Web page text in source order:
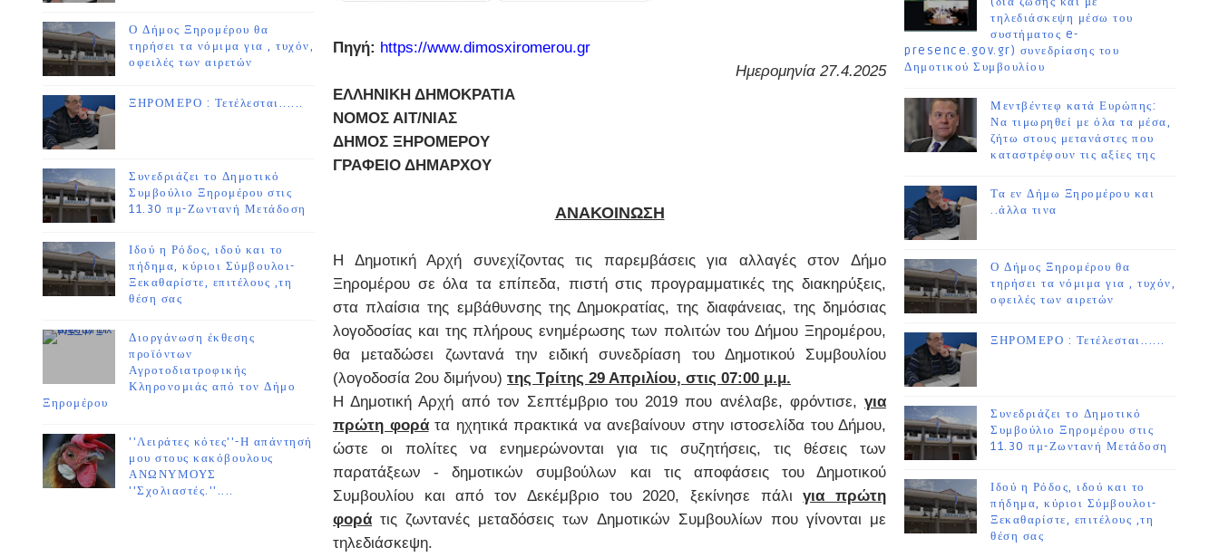
Ο Δήμος Ξηρομέρου θα
τηρήσει τα νόμιμα για , τυχόν,
οφειλές των αιρετών
ΞΗΡΟΜΕΡΟ : Τετέλεσται......
Συνεδριάζει το Δημοτικό
Συμβούλιο Ξηρομέρου στις
11.30 πμ-Ζωντανή Μετάδοση
Ιδού η Ρόδος, ιδού και το
πήδημα, κύριοι Σύμβουλοι-
Ξεκαθαρίστε, επιτέλους ,τη
θέση σας
Διοργάνωση έκθεσης
προϊόντων
Αγροτοδιατροφικής
Κληρονομιάς από τον Δήμο
Ξηρομέρου
''Λειράτες κότες''-Η απάντησή
μου στους κακόβουλους
ΑΝΩΝΥΜΟΥΣ
''Σχολιαστές.''....
Πηγή: https://www.dimosxiromerou.gr
Ημερομηνία 27.4.2025
ΕΛΛΗΝΙΚΗ ΔΗΜΟΚΡΑΤΙΑ
ΝΟΜΟΣ ΑΙΤ/ΝΙΑΣ
ΔΗΜΟΣ ΞΗΡΟΜΕΡΟΥ
ΓΡΑΦΕΙΟ ΔΗΜΑΡΧΟΥ
ΑΝΑΚΟΙΝΩΣΗ
Η Δημοτική Αρχή συνεχίζοντας τις παρεμβάσεις για αλλαγές στον Δήμο
Ξηρομέρου σε όλα τα επίπεδα, πιστή στις προγραμματικές της διακηρύξεις,
στα πλαίσια της εμβάθυνσης της Δημοκρατίας, της διαφάνειας, της δημόσιας
λογοδοσίας και της πλήρους ενημέρωσης των πολιτών του Δήμου Ξηρομέρου,
θα μεταδώσει ζωντανά την ειδική συνεδρίαση του Δημοτικού Συμβουλίου
(λογοδοσία 2ου διμήνου) της Τρίτης 29 Απριλίου, στις 07:00 μ.μ.
Η Δημοτική Αρχή από τον Σεπτέμβριο του 2019 που ανέλαβε, φρόντισε, για
πρώτη φοράτα ηχητικά πρακτικά να ανεβαίνουν στην ιστοσελίδα του Δήμου,
ώστε οι πολίτες να ενημερώνονται για τις συζητήσεις, τις θέσεις των
παρατάξεων - δημοτικών συμβούλων και τις αποφάσεις του Δημοτικού
Συμβουλίου και από τον Δεκέμβριο του 2020, ξεκίνησε πάλιγια πρώτη
φορά τις ζωντανές μεταδόσεις των Δημοτικών Συμβουλίων που γίνονται με
τηλεδιάσκεψη.
τηλεδιάσκεψη μέσω του
συστήματος e-
presence.gov.gr) συνεδρίασης του
Δημοτικού Συμβουλίου
Μεντβέντεφ κατά Ευρώπης:
Να τιμωρηθεί με όλα τα μέσα,
ζήτω στους μετανάστες που
καταστρέφουν τις αξίες της
Τα εν Δήμω Ξηρομέρου και
..άλλα τινα
Ο Δήμος Ξηρομέρου θα
τηρήσει τα νόμιμα για , τυχόν,
οφειλές των αιρετών
ΞΗΡΟΜΕΡΟ : Τετέλεσται......
Συνεδριάζει το Δημοτικό
Συμβούλιο Ξηρομέρου στις
11.30 πμ-Ζωντανή Μετάδοση
Ιδού η Ρόδος, ιδού και το
πήδημα, κύριοι Σύμβουλοι-
Ξεκαθαρίστε, επιτέλους ,τη
θέση σας